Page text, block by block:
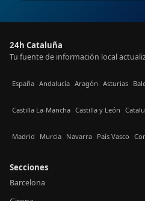
24h Cataluña
Tu fuente de información local
España Andalucía Aragón Asturias
Castilla La-Mancha Castilla y León
Madrid Murcia Navarra País Vasco
Secciones
Barcelona